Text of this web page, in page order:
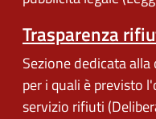
Trasparenza
Sezione dedicata
per i quali è previsto
servizio rifiuti